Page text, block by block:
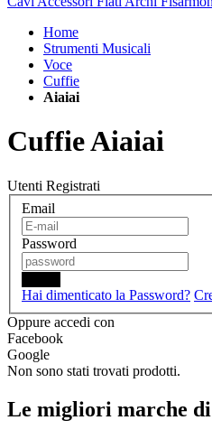
Home
Strumenti Musicali
Voce
Cuffie
Aiaiai
Cuffie Aiaiai
Utenti Registrati
Email
Password
Hai dimenticato la Password?
Oppure accedi con
Facebook
Google
Non sono stati trovati prodotti.
Le migliori marche